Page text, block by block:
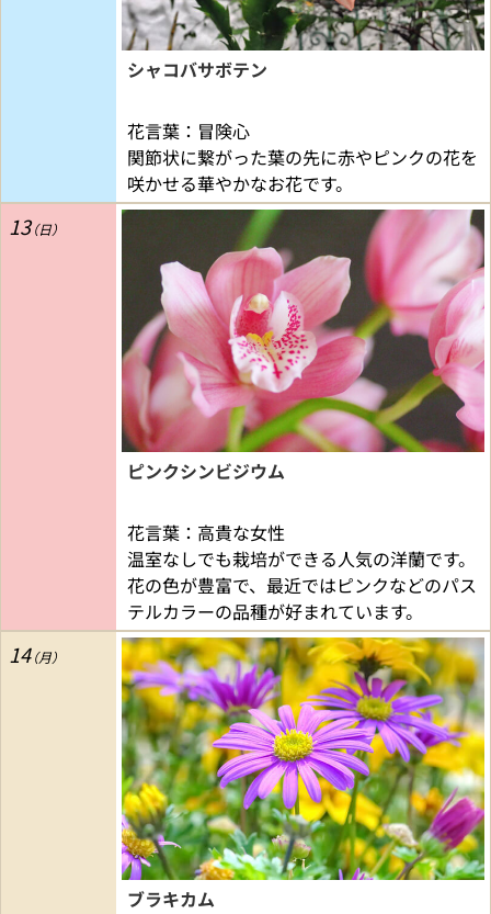
シャコバサボテン
花言葉：冒険心
関節状に繋がった葉の先に赤やピンクの花を
咲かせる華やかなお花です。
13
ピンクシンビジウム
花言葉：高貴な女性
温室なしでも栽培ができる人気の洋蘭です。
花の色が豊富で、最近ではピンクなどのパス
テルカラーの品種が好まれています。
14
ブラキカム